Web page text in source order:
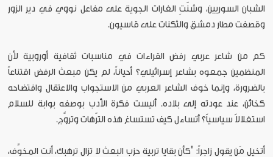
الشبان السوريين، وشنّتِ الغارات الجوية على مفاعل نووي في دير الزور
وقصفت مطار دمشق والثكنات على قاسيون.
كم من شاعر عربي رفض القراءات في مناسبات ثقافية أوروبية لأن
المنظمين جمعوه بشاعر إسرائيلي؟ أحياناً، لم يكن مبعث الرفض اقتناعاً
بالضرورة، وإنما خوف الشاعر العربي من الاستجواب والاعتقال وافتضاحه
كخائن، عند عودته إلى بلاده. أليست فكرة الأدب بوصفه بوابة للسلام
استغلالاً سياسياً؟ أتساءل كيف تستساغ هذه الترّهات وتروَّج.
أتخيل مَن يقول زاجراً: "كأن بقايا تربية حزب البعث لا تزال ترهبك، أنت المخوَّف،